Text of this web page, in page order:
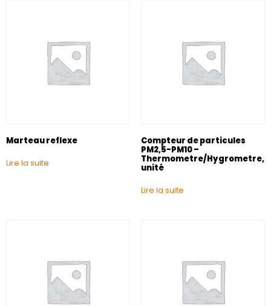
Marteau reflexe
Lire la suite
Compteur de particules
PM2,5-PM10 –
Thermometre/Hygrometre,
unité
Lire la suite